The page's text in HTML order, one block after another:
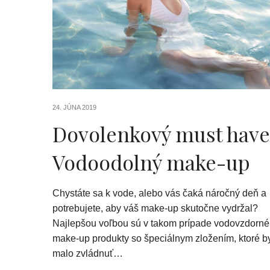
24. JÚNA 2019
Dovolenkový must
Vodoodolný make-up
Chystáte sa k vode, alebo vás čaká náročný deň a
potrebujete, aby váš make-up skutočne vydržal?
Najlepšou voľbou sú v takom prípade vodovzdorné
make-up produkty so špeciálnym zložením, ktoré
malo zvládnuť…